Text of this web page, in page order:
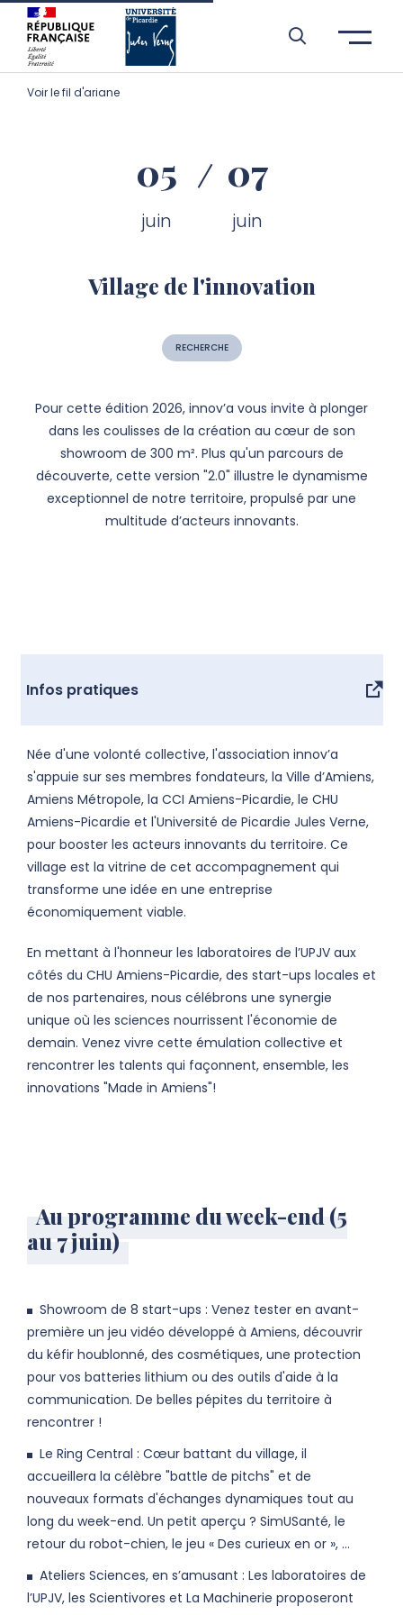
Aller à l’entête de page
Aller au menu principale
Aller au contenu principal
Aller à la recherche
Passer aux cookies
Aller au pied de page
Voir le fil d'ariane
05
juin
07
juin
Village de l'innovation
RECHERCHE
Pour cette édition 2026, innov’a vous invite à plonger
dans les coulisses de la création au cœur de son
showroom de 300 m². Plus qu'un parcours de
découverte, cette version "2.0" illustre le dynamisme
exceptionnel de notre territoire, propulsé par une
multitude d’acteurs innovants.
Infos pratiques
Née d'une volonté collective, l'association innov’a
s'appuie sur ses membres fondateurs, la Ville d’Amiens,
Amiens Métropole, la CCI Amiens-Picardie, le CHU
Amiens-Picardie et l'Université de Picardie Jules Verne,
pour booster les acteurs innovants du territoire. Ce
village est la vitrine de cet accompagnement qui
transforme une idée en une entreprise
économiquement viable.
En mettant à l'honneur les laboratoires de l’UPJV aux
côtés du CHU Amiens-Picardie, des start-ups locales et
de nos partenaires, nous célébrons une synergie
unique où les sciences nourrissent l'économie de
demain. Venez vivre cette émulation collective et
rencontrer les talents qui façonnent, ensemble, les
innovations "Made in Amiens"!
Au programme du week-end (5
au 7 juin)
Showroom de 8 start-ups : Venez tester en avant-
première un jeu vidéo développé à Amiens, découvrir
du kéfir houblonné, des cosmétiques, une protection
pour vos batteries lithium ou des outils d'aide à la
communication. De belles pépites du territoire à
rencontrer !
Le Ring Central : Cœur battant du village, il
accueillera la célèbre "battle de pitchs" et de
nouveaux formats d'échanges dynamiques tout au
long du week-end. Un petit aperçu ? SimUSanté, le
retour du robot-chien, le jeu « Des curieux en or », …
Ateliers Sciences, en s’amusant : Les laboratoires de
l’UPJV, les Scientivores et La Machinerie proposeront